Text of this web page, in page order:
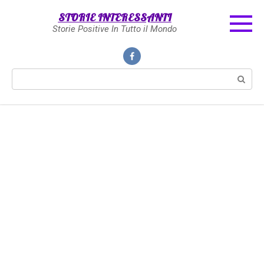
STORIE INTERESSANTI
Storie Positive In Tutto il Mondo